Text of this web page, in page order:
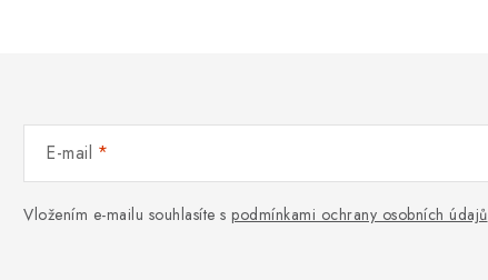
E-mail
Vložením e-mailu souhlasíte s podmínkami ochrany osobních údajů